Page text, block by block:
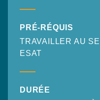
PRÉ-RÉQUIS
TRAVAILLER AU
ESAT
DURÉE